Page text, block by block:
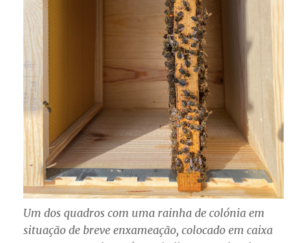
Um dos quadros com uma rainha de colónia em
situação de breve enxameação, colocado em caixa